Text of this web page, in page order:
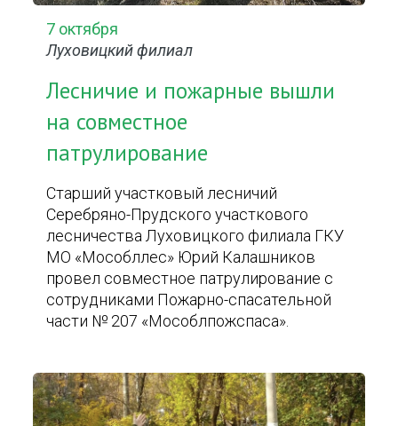
7 октября
Луховицкий филиал
Лесничие и пожарные вышли
на совместное
патрулирование
Старший участковый лесничий
Серебряно-Прудского участкового
лесничества Луховицкого филиала ГКУ
МО «Мособллес» Юрий Калашников
провел совместное патрулирование с
сотрудниками Пожарно-спасательной
части № 207 «Мособлпожспаса».